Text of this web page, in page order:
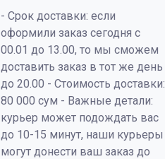
- Срок доставки: если
оформили заказ сегодня с
00.01 до 13.00, то мы сможем
доставить заказ в тот же день
до 20.00 - Стоимость доставки:
80 000 сум - Важные детали:
курьер может подождать вас
до 10-15 минут, наши курьеры
могут донести ваш заказ до